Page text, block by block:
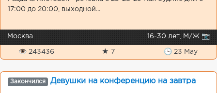
17:00 до 20:00, выходной...
Москва 16-30 лет, М/Ж 📷
👁 243436 ★ 7 🕒 23 May
Закончился Девушки на конференцию на завтра